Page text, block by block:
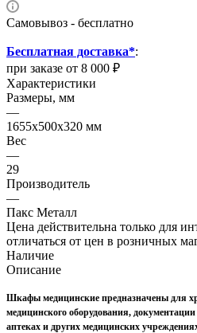
Самовывоз - бесплатно
Бесплатная доставка*:
при заказе от 8 000 ₽
Характеристики
Размеры, мм
—
1655х500х320 мм
Вес
—
29
Производитель
—
Пакс Металл
Цена действительна только для
отличаться от цен в розничных
Наличие
Описание
Шкафы медицинские предназначены для
медицинского оборудования,
аптеках и других медицинских